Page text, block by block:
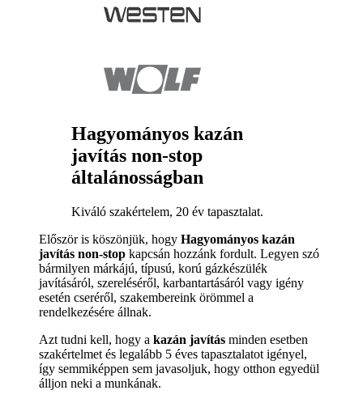
Hagyományos kazán
javítás non-stop
általánosságban
Kiváló szakértelem, 20 év tapasztalat.
Először is köszönjük, hogy Hagyományos kazán
javítás non-stop kapcsán hozzánk fordult. Legyen szó
bármilyen márkájú, típusú, korú gázkészülék
javításáról, szereléséről, karbantartásáról vagy igény
esetén cseréről, szakembereink örömmel a
rendelkezésére állnak.
Azt tudni kell, hogy a kazán javítás minden esetben
szakértelmet és legalább 5 éves tapasztalatot igényel,
így semmiképpen sem javasoljuk, hogy otthon egyedül
álljon neki a munkának.